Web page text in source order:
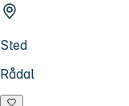
Sted
Rådal